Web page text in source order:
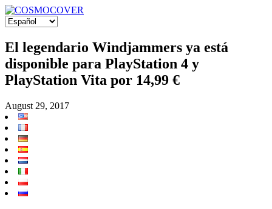
El legendario Windjammers ya está
disponible para PlayStation 4 y
PlayStation Vita por 14,99 €
August 29, 2017